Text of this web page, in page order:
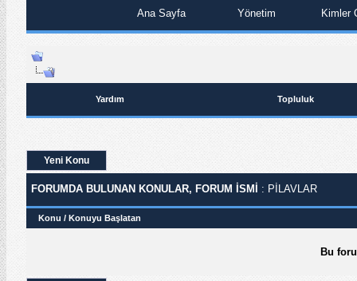
Ana Sayfa Yönetim Kimler
Yardım Topluluk
Yeni Konu
FORUMDA BULUNAN KONULAR, FORUM ISMI : PILAVLAR
Konu / Konuyu Başlatan
Bu